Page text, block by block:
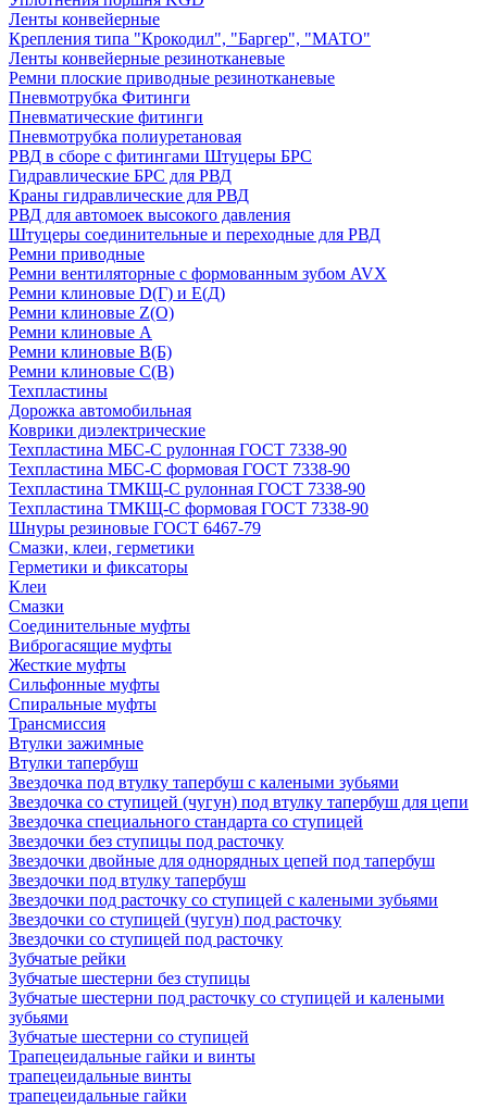
Ленты конвейерные
Крепления типа "Крокодил", "Баргер", "МАТО"
Ленты конвейерные резинотканевые
Ремни плоские приводные резинотканевые
Пневмотрубка Фитинги
Пневматические фитинги
Пневмотрубка полиуретановая
РВД в сборе с фитингами Штуцеры БРС
Гидравлические БРС для РВД
Краны гидравлические для РВД
РВД для автомоек высокого давления
Штуцеры соединительные и переходные для РВД
Ремни приводные
Ремни вентиляторные с формованным зубом AVX
Ремни клиновые D(Г) и Е(Д)
Ремни клиновые Z(О)
Ремни клиновые А
Ремни клиновые В(Б)
Ремни клиновые С(В)
Техпластины
Дорожка автомобильная
Коврики диэлектрические
Техпластина МБС-С рулонная ГОСТ 7338-90
Техпластина МБС-С формовая ГОСТ 7338-90
Техпластина ТМКЩ-С рулонная ГОСТ 7338-90
Техпластина ТМКЩ-С формовая ГОСТ 7338-90
Шнуры резиновые ГОСТ 6467-79
Смазки, клеи, герметики
Герметики и фиксаторы
Клеи
Смазки
Соединительные муфты
Виброгасящие муфты
Жесткие муфты
Сильфонные муфты
Спиральные муфты
Трансмиссия
Втулки зажимные
Втулки тапербуш
Звездочка под втулку тапербуш c калеными зубьями
Звездочка со ступицей (чугун) под втулку тапербуш для цепи
Звездочка специального стандарта со ступицей
Звездочки без ступицы под расточку
Звездочки двойные для однорядных цепей под тапербуш
Звездочки под втулку тапербуш
Звездочки под расточку со ступицей с калеными зубьями
Звездочки со ступицей (чугун) под расточку
Звездочки со ступицей под расточку
Зубчатые рейки
Зубчатые шестерни без ступицы
Зубчатые шестерни под расточку со ступицей и калеными
зубьями
Зубчатые шестерни со ступицей
Трапецеидальные гайки и винты
трапецеидальные винты
трапецеидальные гайки